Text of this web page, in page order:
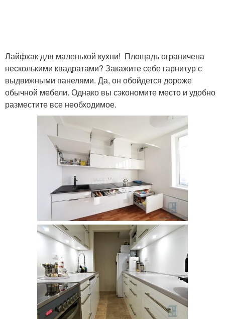
Лайфхак для маленькой кухни! Площадь ограничена
несколькими квадратами? Закажите себе гарнитур с
выдвижными панелями. Да, он обойдется дороже
обычной мебели. Однако вы сэкономите место и удобно
разместите все необходимое.